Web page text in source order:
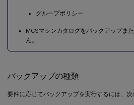
グループポリシー
MCSマシンカタログをバックアップま
ん。
バックアップの種類
要件に応じてバックアップを実行するには、次